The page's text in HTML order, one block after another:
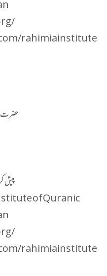
rahimiainstitute
حضرت
پیش
of Quranic
rahimiainstitute